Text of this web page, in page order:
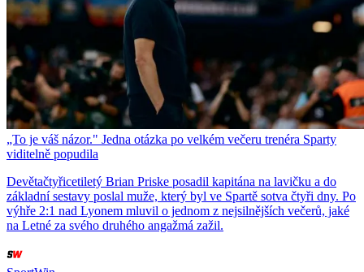
„To je váš názor." Jedna otázka po velkém večeru trenéra Sparty
viditelně popudila
Devětačtyřicetiletý Brian Priske posadil kapitána na lavičku a do
základní sestavy poslal muže, který byl ve Spartě sotva čtyři dny. Po
výhře 2:1 nad Lyonem mluvil o jednom z nejsilnějších večerů, jaké
na Letné za svého druhého angažmá zažil.